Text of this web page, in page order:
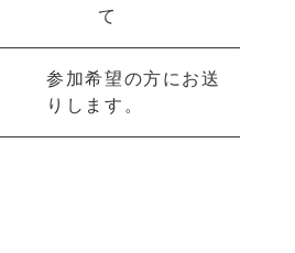
て
参加希望の方にお送
りします。